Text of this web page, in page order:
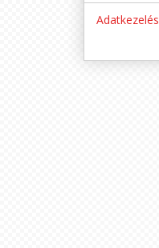
Adatkezelés